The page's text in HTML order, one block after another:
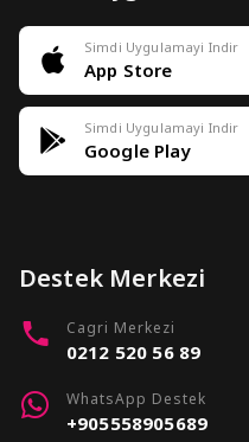
Simdi Uygulamayi Indir
App Store
Simdi Uygulamayi Indir
Google Play
Destek Merkezi
Cagri Merkezi
0212 520 56 89
WhatsApp Destek
+905558905689